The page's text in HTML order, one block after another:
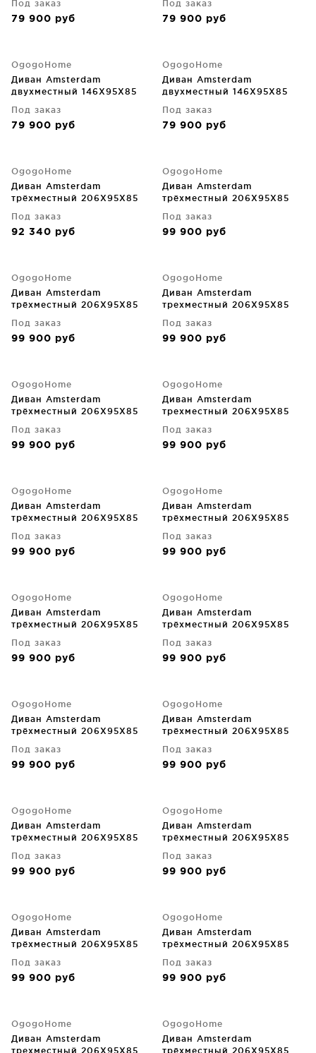
Под заказ
79 900 руб
Под заказ
79 900 руб
OgogoHome
Диван Amsterdam
двухместный 146X95X85
Под заказ
79 900 руб
OgogoHome
Диван Amsterdam
двухместный 146X95X85
Под заказ
79 900 руб
OgogoHome
Диван Amsterdam
трёхместный 206X95X85
Под заказ
92 340 руб
OgogoHome
Диван Amsterdam
трёхместный 206X95X85
Под заказ
99 900 руб
OgogoHome
Диван Amsterdam
трёхместный 206X95X85
Под заказ
99 900 руб
OgogoHome
Диван Amsterdam
трехместный 206X95X85
Под заказ
99 900 руб
OgogoHome
Диван Amsterdam
трёхместный 206X95X85
Под заказ
99 900 руб
OgogoHome
Диван Amsterdam
трехместный 206X95X85
Под заказ
99 900 руб
OgogoHome
Диван Amsterdam
трёхместный 206X95X85
Под заказ
99 900 руб
OgogoHome
Диван Amsterdam
трёхместный 206X95X85
Под заказ
99 900 руб
OgogoHome
Диван Amsterdam
трёхместный 206X95X85
Под заказ
99 900 руб
OgogoHome
Диван Amsterdam
трёхместный 206X95X85
Под заказ
99 900 руб
OgogoHome
Диван Amsterdam
трёхместный 206X95X85
Под заказ
99 900 руб
OgogoHome
Диван Amsterdam
трёхместный 206X95X85
Под заказ
99 900 руб
OgogoHome
Диван Amsterdam
трёхместный 206X95X85
Под заказ
99 900 руб
OgogoHome
Диван Amsterdam
трёхместный 206X95X85
Под заказ
99 900 руб
OgogoHome
Диван Amsterdam
трёхместный 206X95X85
Под заказ
99 900 руб
OgogoHome
Диван Amsterdam
трёхместный 206X95X85
Под заказ
99 900 руб
OgogoHome
Диван Amsterdam
трехместный 206X95X85
OgogoHome
Диван Amsterdam
трёхместный 206X95X85